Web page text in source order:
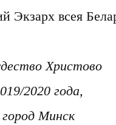
Экзарх всея
Христово
2020 года,
город Минск